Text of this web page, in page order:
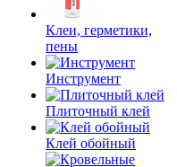
Клеи, герметики,
пены
Инструмент
Плиточный клей
Клей обойный